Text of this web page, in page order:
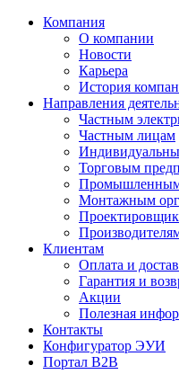
Компания
О компании
Новости
Карьера
История
Направления
Частным
Частным лицам
Торговым
Промышленным
Монтажным
Клиентам
Оплата и
Гарантия и
Акции
Полезная
Контакты
Конфигуратор ЭУИ
Портал B2B